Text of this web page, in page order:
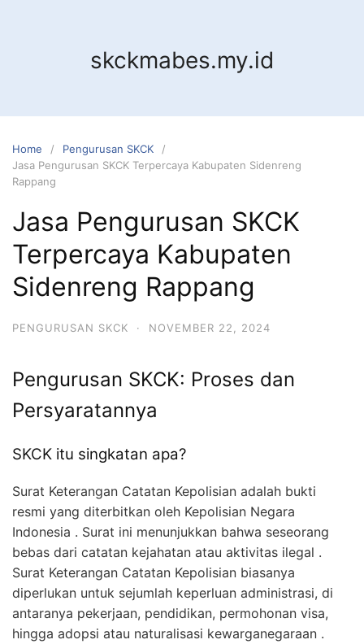
skckmabes.my.id
Home
Pengurusan SKCK
Jasa Pengurusan SKCK Terpercaya Kabupaten Sidenreng
Rappang
Jasa Pengurusan SKCK
Terpercaya Kabupaten
Sidenreng Rappang
PENGURUSAN SKCK · NOVEMBER 22, 2024
Pengurusan SKCK: Proses dan
Persyaratannya
SKCK itu singkatan apa?
Surat Keterangan Catatan Kepolisian adalah bukti
resmi yang diterbitkan oleh Kepolisian Negara
Indonesia . Surat ini menunjukkan bahwa seseorang
bebas dari catatan kejahatan atau aktivitas ilegal .
Surat Keterangan Catatan Kepolisian biasanya
diperlukan untuk sejumlah keperluan administrasi, di
antaranya pekerjaan, pendidikan, permohonan visa,
hingga adopsi atau naturalisasi kewarganegaraan .